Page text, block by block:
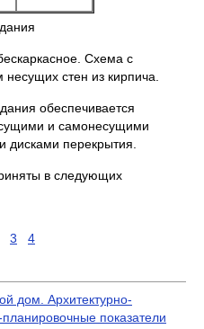
Схема с
стен из кирпича.
обеспечивается
и самонесущими
дисками перекрытия.
в следующих
3 4
дом. Архитектурно-
показатели